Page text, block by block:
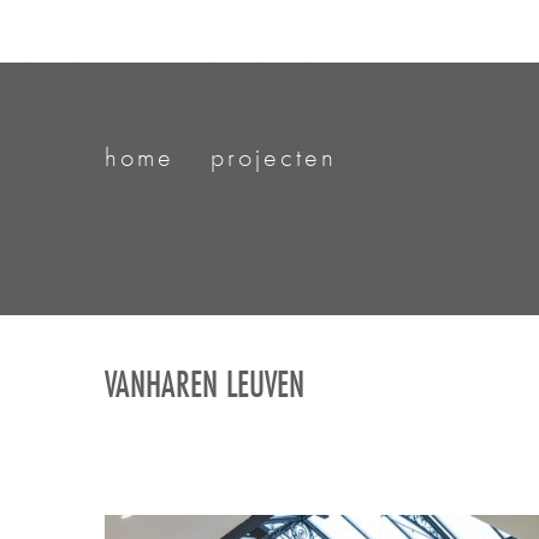
home projecten
VANHAREN LEUVEN